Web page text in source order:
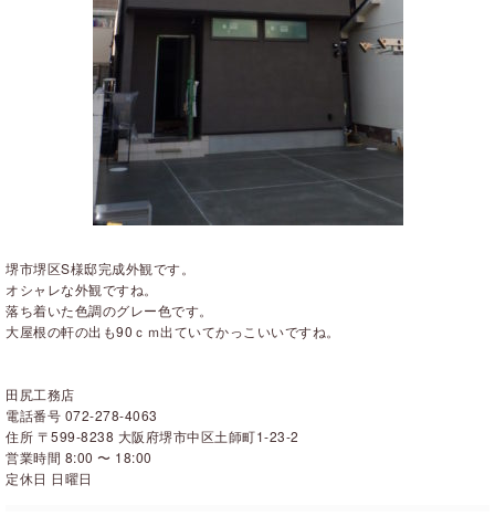
堺市堺区S様邸完成外観です。
オシャレな外観ですね。
落ち着いた色調のグレー色です。
大屋根の軒の出も90ｃｍ出ていてかっこいいですね。
田尻工務店
電話番号 072-278-4063
住所 〒599-8238 大阪府堺市中区土師町1-23-2
営業時間 8:00 〜 18:00
定休日 日曜日